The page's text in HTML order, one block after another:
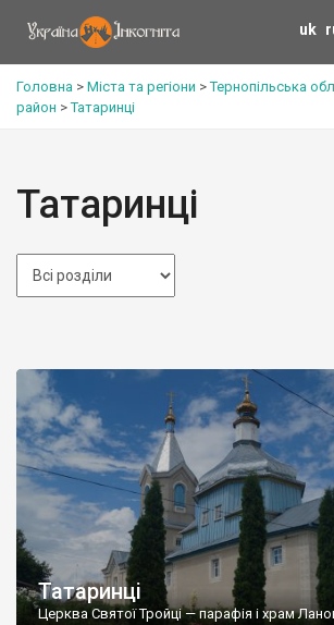
uk
Головна > Міста та регіони >Тернопільська
район >Татаринці
Татаринці
Татаринці
Церква Святої Тройці — парафія і храм